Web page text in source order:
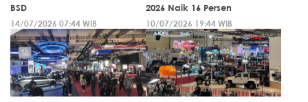
BSD
14/07/2026 07:44 WIB
2026 Naik 16 Persen
10/07/2026 19:44 WIB